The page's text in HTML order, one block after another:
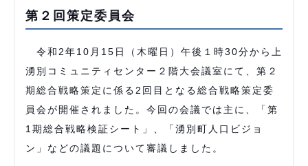
第２回策定委員会
令和2年10月15日（木曜日）午後１時30分から上
湧別コミュニティセンター２階大会議室にて、第２
期総合戦略策定に係る2回目となる総合戦略策定委
員会が開催されました。今回の会議では主に、「第
1期総合戦略検証シート」、「湧別町人口ビジョ
ン」などの議題について審議しました。